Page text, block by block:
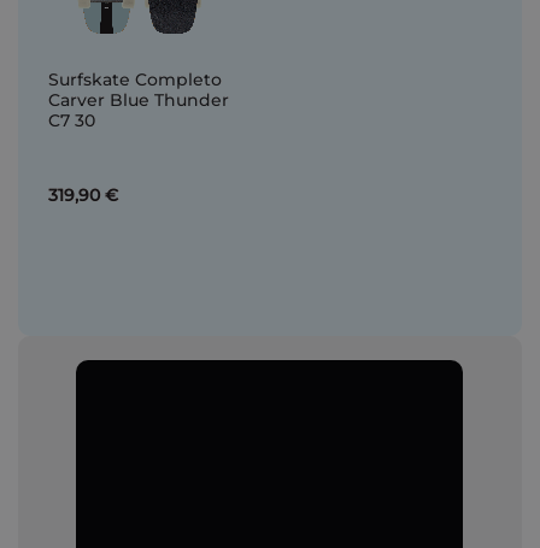
Surfskate Completo
Carver Blue Thunder
C7 30
319,90 €